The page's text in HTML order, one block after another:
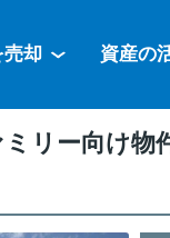
売却 資産の
リー向け物